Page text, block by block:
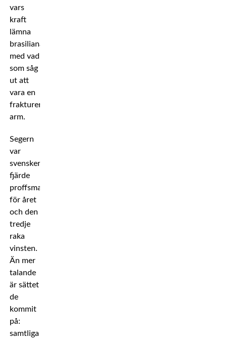
vars
kraft
lämna
brasilianaren
med vad
som såg
ut att
vara en
frakturerad
arm.
Segern
var
svenskens
fjärde
proffsmatch
för året
och den
tredje
raka
vinsten.
Än mer
talande
är sättet
de
kommit
på:
samtliga